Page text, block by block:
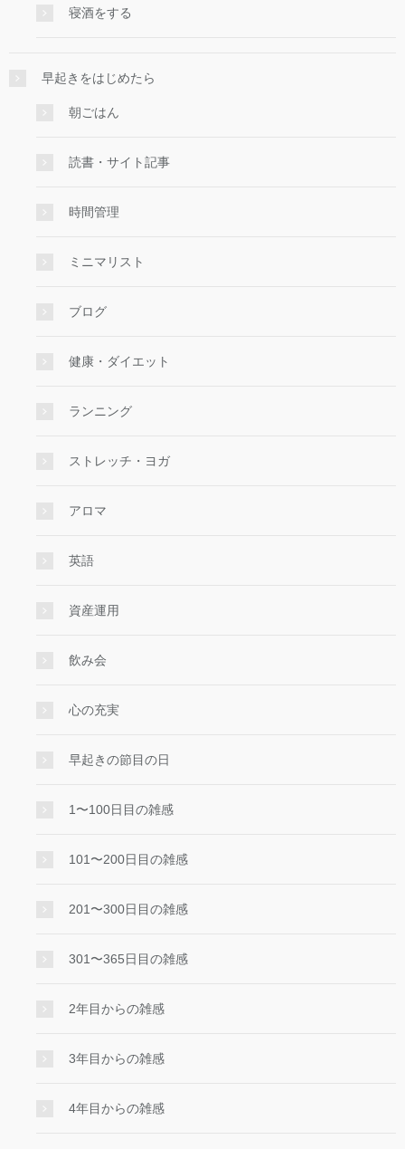
寝酒をする
早起きをはじめたら
朝ごはん
読書・サイト記事
時間管理
ミニマリスト
ブログ
健康・ダイエット
ランニング
ストレッチ・ヨガ
アロマ
英語
資産運用
飲み会
心の充実
早起きの節目の日
1〜100日目の雑感
101〜200日目の雑感
201〜300日目の雑感
301〜365日目の雑感
2年目からの雑感
3年目からの雑感
4年目からの雑感